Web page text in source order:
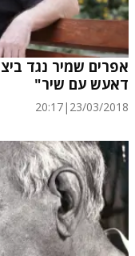
אפרים שמיר נגד
דאעש עם שיר"
23/03/2018
|
20:17